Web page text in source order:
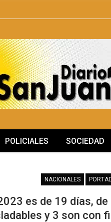
POLICIALES SOCIEDAD
NACIONALES
es de 19 días,
y 3 son con